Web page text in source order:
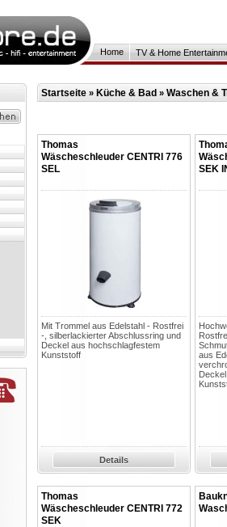
Home TV & Home
Startseite » Küche & Bad » Waschen &
Thomas
Wäscheschleuder CENTRI 776
SEL
Mit Trommel aus Edelstahl - Rostfrei
-, silberlackierter Abschlussring und
Deckel aus hochschlagfestem
Kunststoff
Details
SEK
aus
Thomas
Wäscheschleuder CENTRI 772
SEK